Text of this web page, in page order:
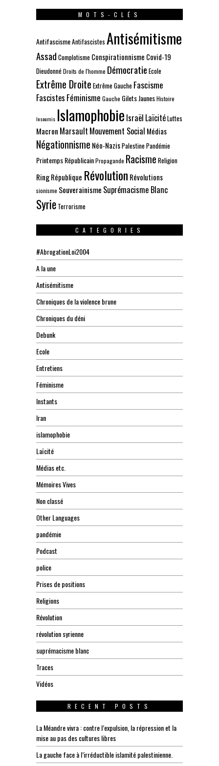
MOTS-CLÉS
AntifascismeAntifascistes Antisémitisme
Assad Complotisme Conspirationnisme Covid-19
DieudonnéDroits de l'homme Démocratie Ecole
Extrême Droite Extrême Gauche Fascisme
Fascistes Féminisme Gauche Gilets JaunesHistoire
Insoumis Islamophobie Israël LaïcitéLuttes
Macron Marsault Mouvement Social Médias
Négationnisme Néo-NazisPalestinePandémie
Printemps RépublicainPropagande Racisme Religion
RingRépublique Révolution Révolutions
sionisme Souverainisme Suprémacisme Blanc
Syrie Terrorisme
CATEGORIES
#AbrogationLoi2004
A la une
Antisémitisme
Chroniques de la violence brune
Chroniques du déni
Debunk
Ecole
Entretiens
Féminisme
Instants
Iran
islamophobie
Laïcité
Médias etc.
Mémoires Vives
Non classé
Other Languages
pandémie
Podcast
police
Prises de positions
Religions
Révolution
révolution syrienne
suprémacisme blanc
Traces
Vidéos
RECENT POSTS
La Méandre vivra : contre l’expulsion, la répression et la
mise au pas des cultures libres
La gauche face à l’irréductible islamité palestinienne.